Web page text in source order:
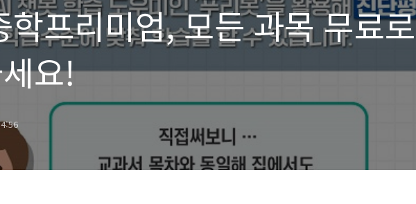
학프리미엄, 모든 과목 무료로
요!